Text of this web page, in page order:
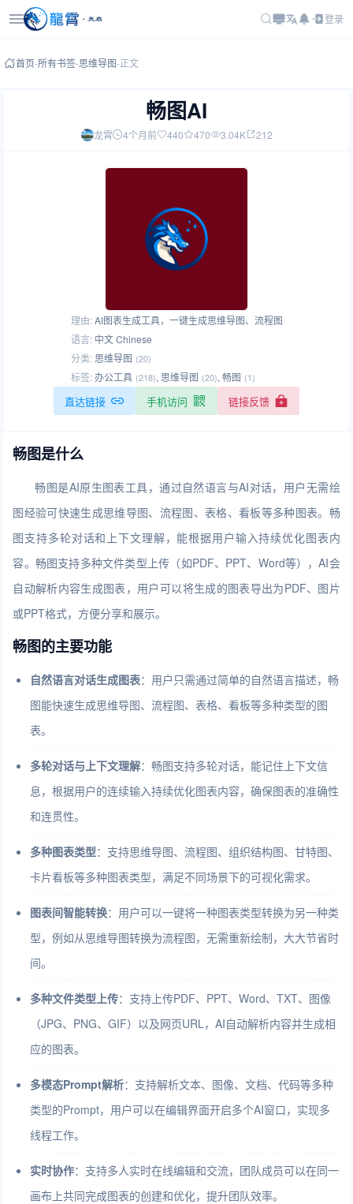
登录
首页-所有书签-思维导图-正文
畅图AI
龙霄 4个月前 440 470 3.04K 212
理由:AI图表生成工具，一键生成思维导图、流程图
语言: 中文 Chinese
分类: 思维导图 (20)
标签:办公工具 (218), 思维导图 (20), 畅图 (1)
直达链接 手机访问 链接反馈
畅图是什么
畅图是AI原生图表工具，通过自然语言与AI对话，用户无需绘
图经验可快速生成思维导图、流程图、表格、看板等多种图表。畅
图支持多轮对话和上下文理解，能根据用户输入持续优化图表内
容。畅图支持多种文件类型上传（如PDF、PPT、Word等），AI会
自动解析内容生成图表，用户可以将生成的图表导出为PDF、图片
或PPT格式，方便分享和展示。
畅图的主要功能
自然语言对话生成图表：用户只需通过简单的自然语言描述，畅
图能快速生成思维导图、流程图、表格、看板等多种类型的图
表。
多轮对话与上下文理解：畅图支持多轮对话，能记住上下文信
息，根据用户的连续输入持续优化图表内容，确保图表的准确性
和连贯性。
多种图表类型：支持思维导图、流程图、组织结构图、甘特图、
卡片看板等多种图表类型，满足不同场景下的可视化需求。
图表间智能转换：用户可以一键将一种图表类型转换为另一种类
型，例如从思维导图转换为流程图，无需重新绘制，大大节省时
间。
多种文件类型上传：支持上传PDF、PPT、Word、TXT、图像
（JPG、PNG、GIF）以及网页URL，AI自动解析内容并生成相
应的图表。
多模态Prompt解析：支持解析文本、图像、文档、代码等多种
类型的Prompt，用户可以在编辑界面开启多个AI窗口，实现多
线程工作。
实时协作：支持多人实时在线编辑和交流，团队成员可以在同一
画布上共同完成图表的创建和优化，提升团队效率。